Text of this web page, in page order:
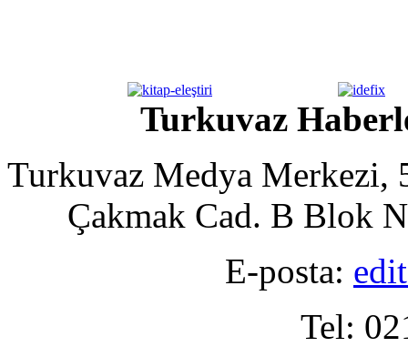
Turkuvaz
Turkuvaz Medya Merkezi,
Çakmak Cad. B Blok
E-posta:
Tel: